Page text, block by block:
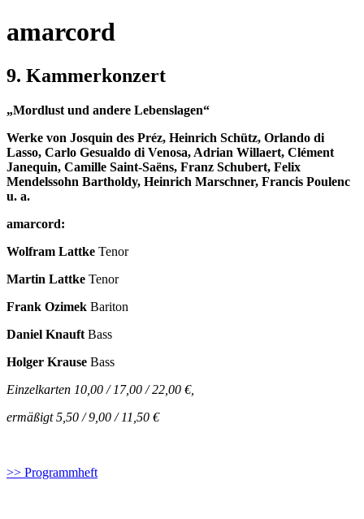
amarcord
9. Kammerkonzert
„Mordlust und andere Lebenslagen“
Werke von Josquin des Préz, Heinrich Schütz, Orlando di
Lasso, Carlo ­Gesualdo di Venosa, Adrian Willaert, Clément
Janequin, Camille Saint-Saëns, Franz Schubert, Felix
Mendelssohn Bartholdy, Heinrich Marschner, Francis Poulenc
u. a.
amarcord:
Wolfram Lattke Tenor
Martin Lattke Tenor
Frank Ozimek Bariton
Daniel Knauft Bass
Holger Krause Bass
Einzelkarten 10,00 / 17,00 / 22,00 €,
ermäßigt 5,50 / 9,00 / 11,50 €
>> Programmheft